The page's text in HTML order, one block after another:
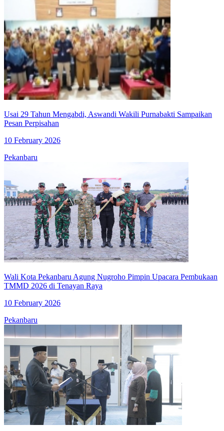
Usai 29 Tahun Mengabdi, Aswandi Wakili Purnabakti Sampaikan
Pesan Perpisahan
10 February 2026
Pekanbaru
Wali Kota Pekanbaru Agung Nugroho Pimpin Upacara Pembukaan
TMMD 2026 di Tenayan Raya
10 February 2026
Pekanbaru